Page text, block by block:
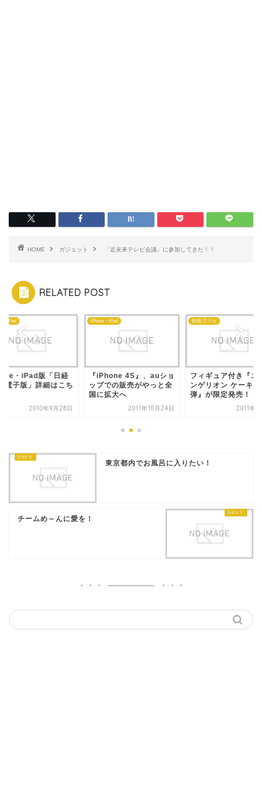
HOME ガジェット 「近未来テレビ会議」に参加してきた！！
RELATED POST
・iPad
・iPad版「日経
電子版」詳細はこち
2010年9月28日
iPhone・iPad
『iPhone 4S』、auショ
ップでの販売がやっと全
国に拡大へ
2011年10月24日
投稿:アスカ
フィギュア付き『エ
ンゲリオン ケーキ
弾』が限定発売！
2011年7
東京都内でお風呂に入りたい！
チームめ～んに愛を！